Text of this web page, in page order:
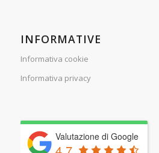
INFORMATIVE
Informativa cookie
Informativa privacy
Valutazione di Google